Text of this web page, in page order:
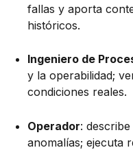
fallas y aporta
históricos.
Ingeniero de
y la operabilidad;
condiciones reales.
Operador:
anomalías; ejecuta